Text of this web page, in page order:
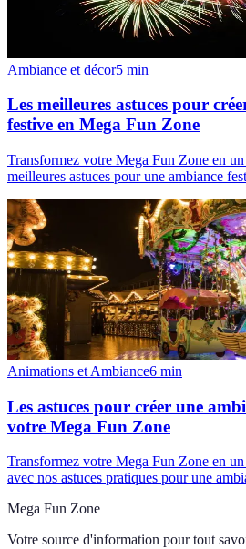
Ambiance et décor5 min
Les meilleures astuces pour
festive en Mega Fun Zone
Transformez votre Mega Fun Zone en
meilleures astuces pour une ambiance
Animations et Ambiance6 min
Les astuces pour créer une
votre Mega Fun Zone
Transformez votre Mega Fun Zone en
avec nos astuces pratiques pour une
Mega Fun Zone
Votre source d'information pour tout